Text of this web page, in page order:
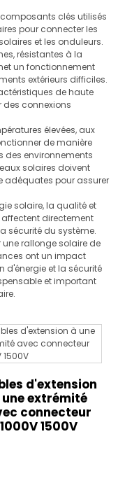
clés utilisés
pour connecter les
et les onduleurs.
résistantes à la
un fonctionnement
extérieurs difficiles.
de haute
des connexions
élevées, aux
de manière
des environnements
solaires doivent
adéquates pour assurer
solaire, la qualité et
directement
sécurité du système.
une rallonge solaire de
ont un impact
d'énergie et la sécurité
et important
d'extension
une extrémité
connecteur
1000V 1500V